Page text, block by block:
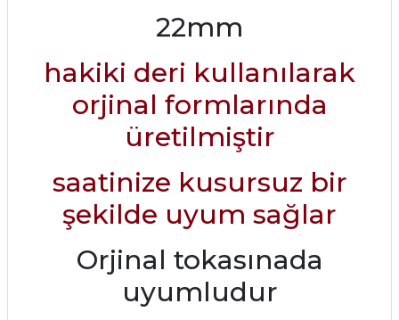
22mm
hakiki deri kullanılarak
orjinal formlarında
üretilmiştir
saatinize kusursuz bir
şekilde uyum sağlar
Orjinal tokasınada
uyumludur